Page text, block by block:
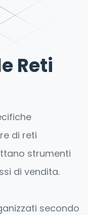
Reti
di reti
strumenti
di vendita.
secondo